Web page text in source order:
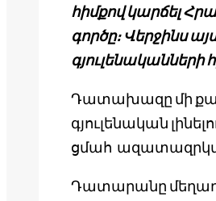
հիմքով կարճել
գործը։ Վերջինս
Դատախազը մի
գյուլենական
ցմահ
Դատարանը